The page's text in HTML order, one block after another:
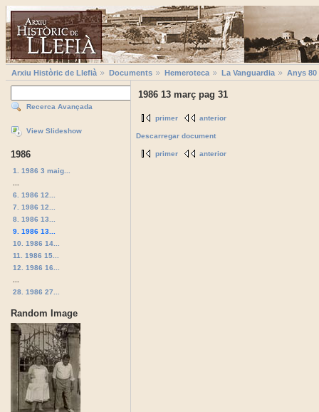
Arxiu Històric de Llefià Documents Hemeroteca La Vanguardia Anys 80
Recerca Avançada
View Slideshow
1986
1. 1986 3 maig...
6. 1986 12...
7. 1986 12...
8. 1986 13...
9. 1986 13...
10. 1986 14...
11. 1986 15...
12. 1986 16...
28. 1986 27...
Random Image
1986 13 març pag 31
primer anterior
Descarregar document
primer anterior